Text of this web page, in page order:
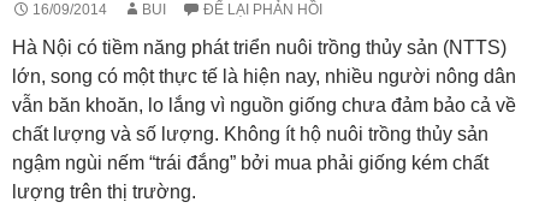
16/09/2014 BUI ĐỂ LẠI PHẢN HỒI
Hà Nội có tiềm năng phát triển nuôi trồng thủy sản (NTTS)
lớn, song có một thực tế là hiện nay, nhiều người nông dân
vẫn băn khoăn, lo lắng vì nguồn giống chưa đảm bảo cả về
chất lượng và số lượng. Không ít hộ nuôi trồng thủy sản
ngậm ngùi nếm “trái đắng” bởi mua phải giống kém chất
lượng trên thị trường.